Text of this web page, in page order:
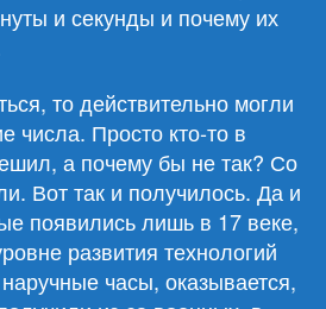
и секунды и почему их
то действительно могли
числа. Просто кто-то в
а почему бы не так? Со
Вот так и получилось. Да и
появились лишь в 17 веке,
развития технологий
часы, оказывается,